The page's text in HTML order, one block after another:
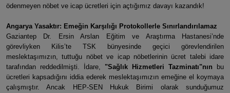
ödenmeyen nöbet ve icap ücretleri için açtığımız davayı kazandık!
​Angarya Yasaktır: Emeğin Karşılığı Protokollerle Sınırlandırılamaz
​Gaziantep Dr. Ersin Arslan Eğitim ve Araştırma Hastanesi’nde
görevliyken Kilis’te TSK bünyesinde geçici görevlendirilen
meslektaşımızın, tuttuğu nöbet ve icap nöbetlerinin ücret talebi idare
tarafından reddedilmişti. İdare, "Sağlık Hizmetleri Tazminatı"nın bu
ücretleri kapsadığını iddia ederek meslektaşımızın emeğine el koymaya
çalışmıştır. Ancak HEP-SEN Hukuk Birimi olarak sunduğumuz